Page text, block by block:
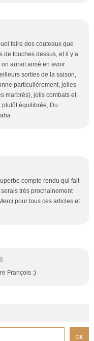
faire des couteaux que
de touches dessus, et il y’a
on aurait aimé en avoir
sorties de la saison,
particulièrement, jolies
marbrés), jolis combats et
équilibrée, Du
compte rendu qui fait
très prochainement
pour tous ces articles et
François :)